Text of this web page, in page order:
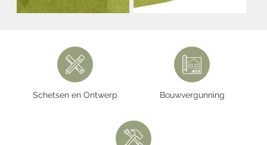
Schetsen en Ontwerp Bouwvergunning